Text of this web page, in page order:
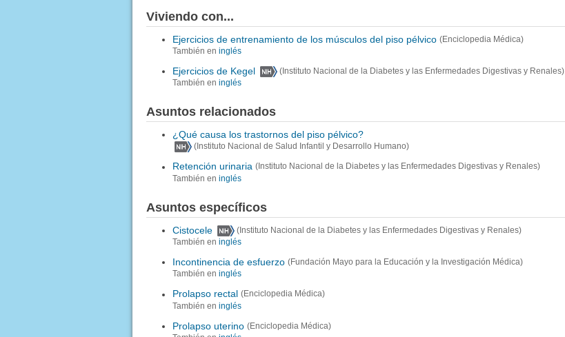
Viviendo con...
Ejercicios de entrenamiento de los músculos del piso pélvico (Enciclopedia Médica)
También en inglés
Ejercicios de Kegel
(Instituto Nacional de la Diabetes y las Enfermedades Digestivas y Renales)
También en inglés
Asuntos relacionados
¿Qué causa los trastornos del piso pélvico?
(Instituto Nacional de Salud Infantil y Desarrollo Humano)
Retención urinaria (Instituto Nacional de la Diabetes y las Enfermedades Digestivas y Renales)
También en inglés
Asuntos específicos
Cistocele
(Instituto Nacional de la Diabetes y las Enfermedades Digestivas y Renales)
También en inglés
Incontinencia de esfuerzo (Fundación Mayo para la Educación y la Investigación Médica)
También en inglés
Prolapso rectal (Enciclopedia Médica)
También en inglés
Prolapso uterino (Enciclopedia Médica)